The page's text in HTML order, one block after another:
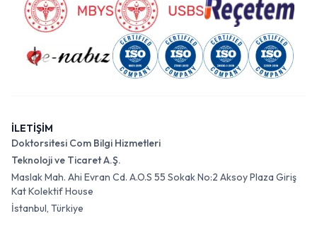
İLETİŞİM
Doktorsitesi Com Bilgi Hizmetleri
Teknoloji ve Ticaret A.Ş.
Maslak Mah. Ahi Evran Cd. A.O.S 55 Sokak No:2 Aksoy Plaza Giriş
Kat Kolektif House
İstanbul, Türkiye